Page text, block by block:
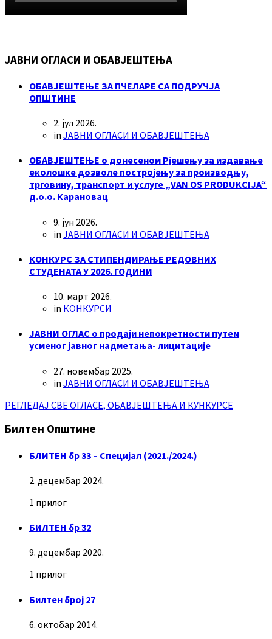
ЈАВНИ ОГЛАСИ И ОБАВЈЕШТЕЊА
ОБАВЈЕШТЕЊЕ ЗА ПЧЕЛАРЕ СА ПОДРУЧЈА
ОПШТИНЕ
2. јул 2026.
in ЈАВНИ ОГЛАСИ И ОБАВЈЕШТЕЊА
ОБАВЈЕШТЕЊЕ о донесеном Рјешењу за издавање
еколошке дозволе постројењу за производњу,
трговину, транспорт и услуге „VAN OS PRODUKCIJA“
д.о.о. Карановац
9. јун 2026.
in ЈАВНИ ОГЛАСИ И ОБАВЈЕШТЕЊА
КОНКУРС ЗА СТИПЕНДИРАЊЕ РЕДОВНИХ
СТУДЕНАТА У 2026. ГОДИНИ
10. март 2026.
in КОНКУРСИ
ЈАВНИ ОГЛАС о продаји непокретности путем
усменог јавног надметања- лицитације
27. новембар 2025.
in ЈАВНИ ОГЛАСИ И ОБАВЈЕШТЕЊА
РЕГЛЕДАЈ СВЕ ОГЛАСЕ, ОБАВЈЕШТЕЊА И КУНКУРСЕ
Билтен Општине
БЛИТЕН бр 33 – Специјал (2021./2024.)
2. децембар 2024.
1 прилог
БИЛТЕН бр 32
9. децембар 2020.
1 прилог
Билтен број 27
6. октобар 2014.